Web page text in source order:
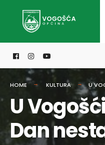
HOME KULTURA U
U
Dan
for: